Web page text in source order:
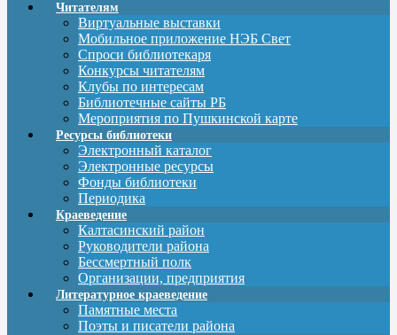
Читателям
Виртуальные выставки
Мобильное приложение НЭБ Свет
Спроси библиотекаря
Конкурсы читателям
Клубы по интересам
Библиотечные сайты РБ
Мероприятия по Пушкинской карте
Ресурсы библиотеки
Электронный каталог
Электронные ресурсы
Фонды библиотеки
Периодика
Краеведение
Калтасинский район
Руководители района
Бессмертный полк
Организации, предприятия
Литературное краеведение
Памятные места
Поэты и писатели района